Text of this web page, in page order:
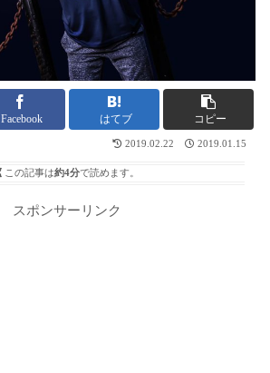
Facebook はてブ コピー
2019.02.22 2019.01.15
この記事は約4分で読めます。
スポンサーリンク